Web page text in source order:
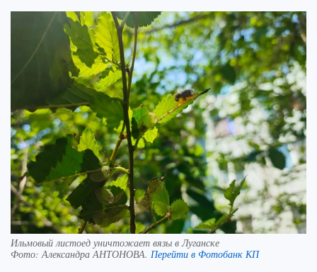
Ильмовый листоед уничтожает вязы в Луганске
Фото:Александра АНТОНОВА. Перейти в Фотобанк КП